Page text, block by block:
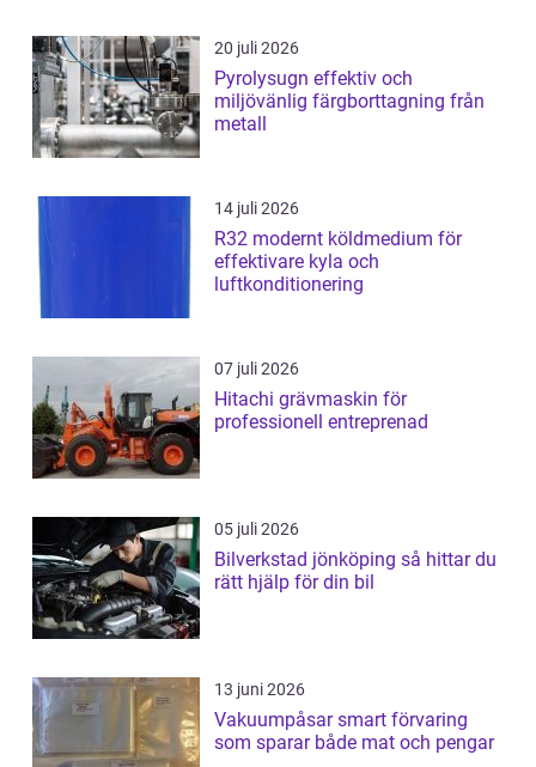
20 juli 2026
Pyrolysugn effektiv och
miljövänlig färgborttagning från
metall
14 juli 2026
R32 modernt köldmedium för
effektivare kyla och
luftkonditionering
07 juli 2026
Hitachi grävmaskin för
professionell entreprenad
05 juli 2026
Bilverkstad jönköping så hittar du
rätt hjälp för din bil
13 juni 2026
Vakuumpåsar smart förvaring
som sparar både mat och pengar